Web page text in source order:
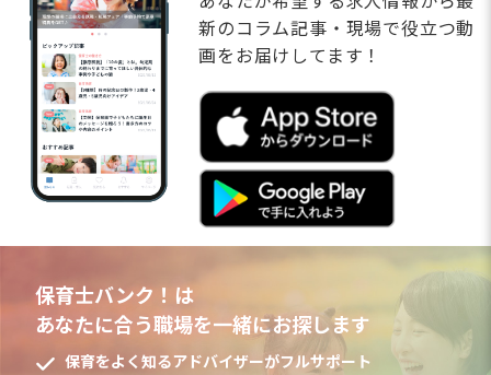
新のコラム記事・現場で役立つ動
画をお届けしてます！
保育士バンク！は
あなたに合う職場を一緒にお探します
保育をよく知るアドバイザーがフルサポート